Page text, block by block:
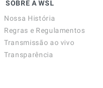
SOBRE A WSL
Nossa História
Regras e Regulamentos
Transmissão ao vivo
Transparência